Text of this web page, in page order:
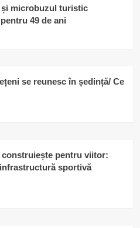
și microbuzul turistic
49 de ani
se reunesc în ședință/ Ce
construiește pentru viitor:
sportivă